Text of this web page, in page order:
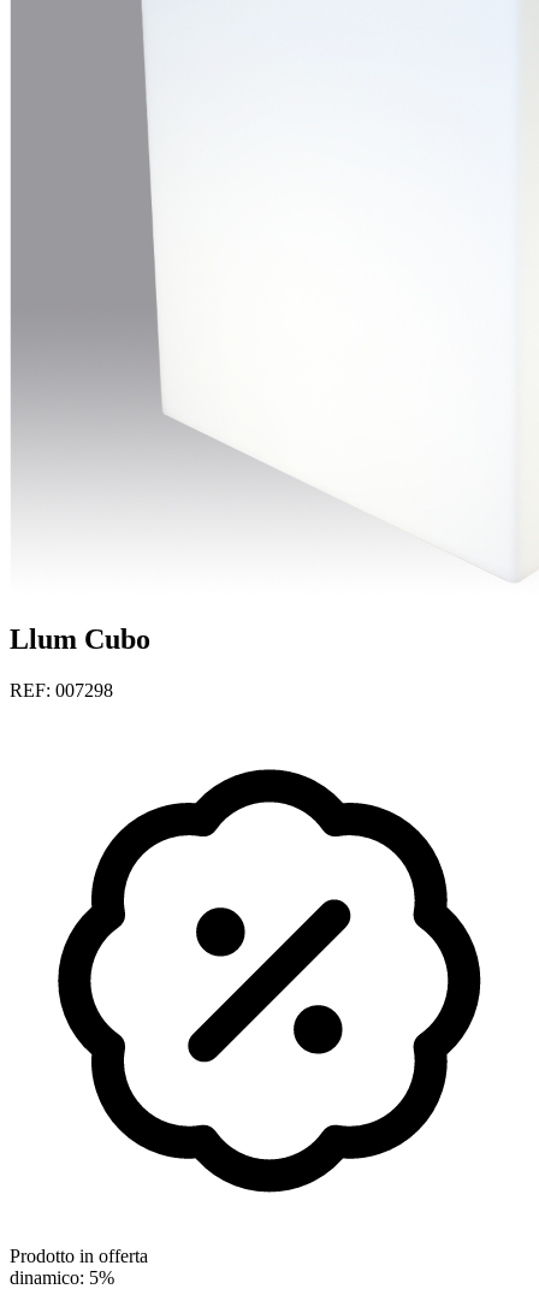
Llum Cubo
REF: 007298
Prodotto in offerta
dinamico: 5%